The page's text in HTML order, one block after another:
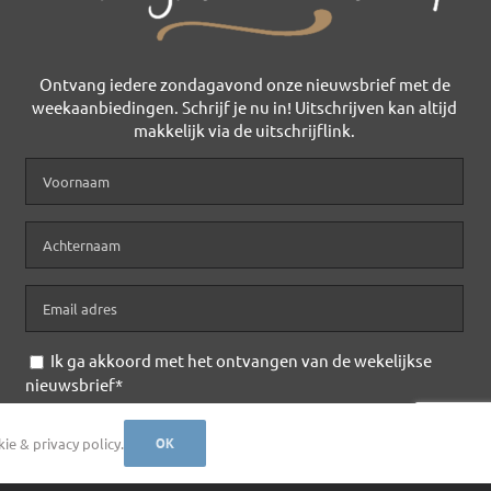
& privacy policy. OK
Ontvang iedere zondagavond onze nieuwsbrief met de
weekaanbiedingen. Schrijf je nu in! Uitschrijven kan altijd
makkelijk via de uitschrijflink.
Ik ga akkoord met het ontvangen van de wekelijkse
nieuwsbrief*